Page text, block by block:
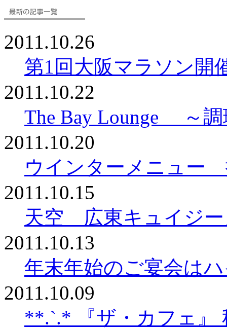
2011.10.26
第1回大阪マラソン開
2011.10.22
The Bay Lounge ～
2011.10.20
ウインターメニュー
2011.10.15
天空 広東キュイジー
2011.10.13
年末年始のご宴会は
2011.10.09
**.`.* 『ザ・カフェ』